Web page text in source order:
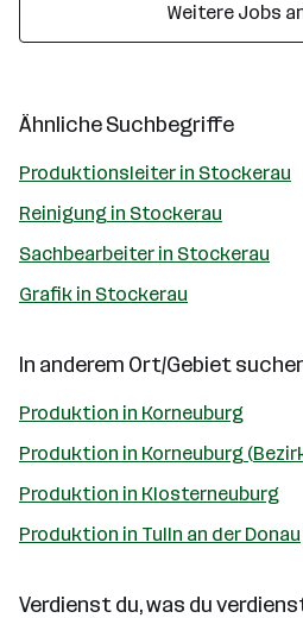
Weitere Jobs
Ähnliche Suchbegriffe
Produktionsleiter in Stockerau
Reinigung in Stockerau
Sachbearbeiter in Stockerau
Grafik in Stockerau
In anderem Ort/Gebiet
Produktion in Korneuburg
Produktion in Korneuburg
Produktion in Klosterneuburg
Produktion in Tulln an der Donau
Verdienst du, was du